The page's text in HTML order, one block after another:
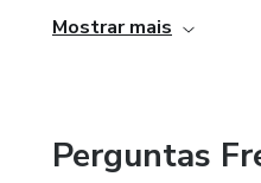
Mostrar mais
Perguntas